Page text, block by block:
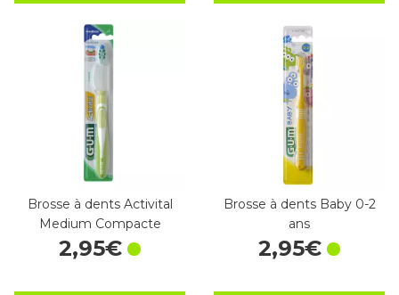
Brosse à dents Activital
Medium Compacte
2,95€
Brosse à dents Baby 0-2
ans
2,95€